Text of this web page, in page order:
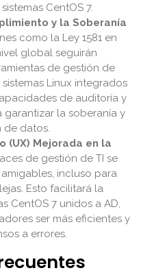
CentOS 7.
y la Soberanía
como la Ley 1581 en
global seguirán
de gestión de
Linux integrados
de auditoría y
garantizar la soberanía y
de datos.
(UX) Mejorada en la
de gestión de TI se
incluso para
Esto facilitará la
CentOS 7 unidos a AD,
ser más eficientes y
a errores.